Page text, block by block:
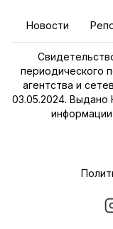
Новости
периодического
агентства и
03.05.2024.